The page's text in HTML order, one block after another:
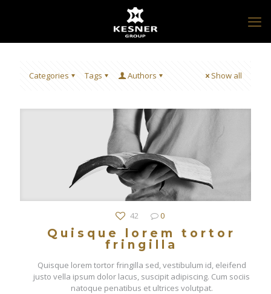
Categories Tags Authors Show all
42 0
Quisque lorem tortor
fringilla
Quisque lorem tortor fringilla sed, vestibulum id, eleifend
justo vella ipsum dolor lacus, suscipit adipiscing. Cum sociis
natoque penatibus et ultrices volutpat.